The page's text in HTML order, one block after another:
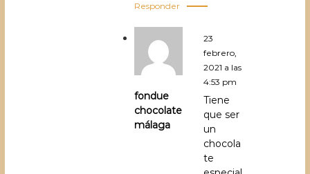
Responder
fondue
chocolate
málaga
23
febrero,
2021 a las
4:53 pm
Tiene
que ser
un
chocola
te